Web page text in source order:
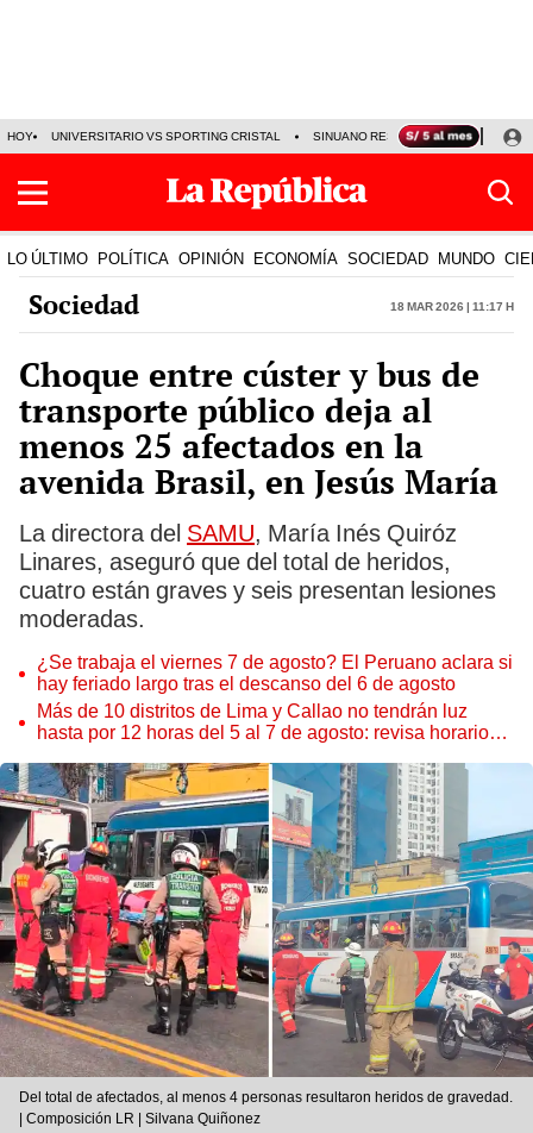
HOY UNIVERSITARIO VS SPORTING CRISTAL SINUANO RESULTADOS HOY
LO ÚLTIMO POLÍTICA OPINIÓN ECONOMÍA SOCIEDAD MUNDO
Sociedad 18 Mar 2026 | 11:17 h
Choque entre cúster y bus de
transporte público deja al
menos 25 afectados en la
avenida Brasil, en Jesús María
La directora del SAMU, María Inés Quiróz
Linares, aseguró que del total de heridos,
cuatro están graves y seis presentan lesiones
moderadas.
¿Se trabaja el viernes 7 de agosto? El Peruano aclara si
hay feriado largo tras el descanso del 6 de agosto
Más de 10 distritos de Lima y Callao no tendrán luz
hasta por 12 horas del 5 al 7 de agosto: revisa horarios y
Del total de afectados, al menos 4 personas resultaron heridos de gravedad.
| Composición LR | Silvana Quiñonez